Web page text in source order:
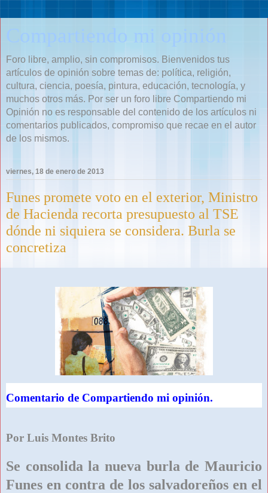
Compartiendo mi opinión
Foro libre, amplio, sin compromisos. Bienvenidos tus
artículos de opinión sobre temas de: política, religión,
cultura, ciencia, poesía, pintura, educación, tecnología, y
muchos otros más. Por ser un foro libre Compartiendo mi
Opinión no es responsable del contenido de los artículos ni
comentarios publicados, compromiso que recae en el autor
de los mismos.
viernes, 18 de enero de 2013
Funes promete voto en el exterior, Ministro
de Hacienda recorta presupuesto al TSE
dónde ni siquiera se considera. Burla se
concretiza
Comentario de Compartiendo mi opinión.
Por Luis Montes Brito
Se consolida la nueva burla de Mauricio
Funes en contra de los salvadoreños en el